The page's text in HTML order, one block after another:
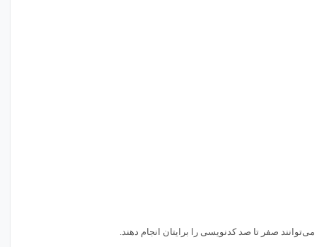
صفر تا صد کدنویسی را برایتان انجام دهند.